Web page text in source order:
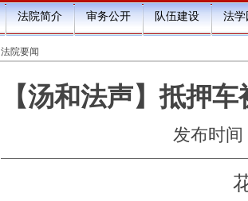
法院简介 审务公开 队伍建设 法学
法院要闻
【汤和法声】抵押
发布时间